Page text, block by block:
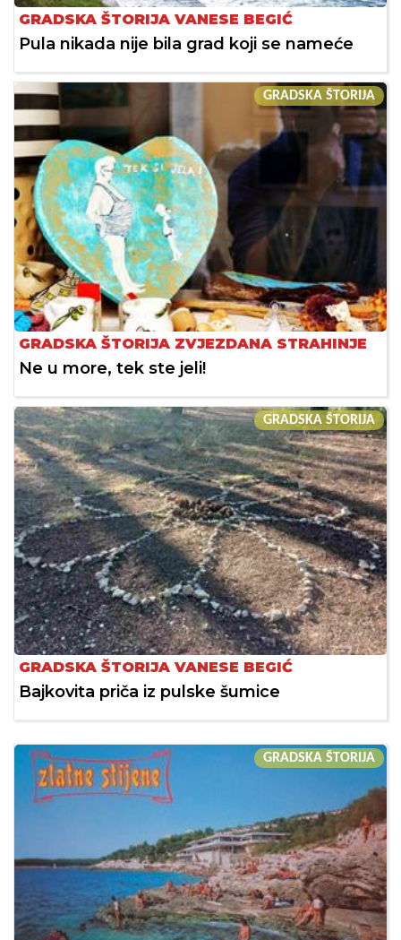
GRADSKA ŠTORIJA VANESE BEGIĆ
Pula nikada nije bila grad koji se nameće
GRADSKA ŠTORIJA
GRADSKA ŠTORIJA ZVJEZDANA STRAHINJE
Ne u more, tek ste jeli!
GRADSKA ŠTORIJA
GRADSKA ŠTORIJA VANESE BEGIĆ
Bajkovita priča iz pulske šumice
GRADSKA ŠTORIJA